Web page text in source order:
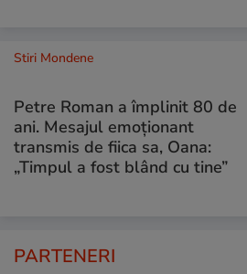
Stiri Mondene
Petre Roman a împlinit 80 de
ani. Mesajul emoționant
transmis de fiica sa, Oana:
„Timpul a fost blând cu tine”
PARTENERI